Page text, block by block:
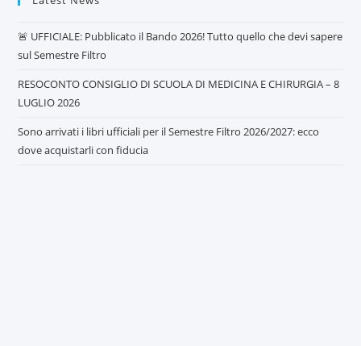
🚨 UFFICIALE: Pubblicato il Bando 2026! Tutto quello che devi sapere
sul Semestre Filtro
RESOCONTO CONSIGLIO DI SCUOLA DI MEDICINA E CHIRURGIA – 8
LUGLIO 2026
Sono arrivati i libri ufficiali per il Semestre Filtro 2026/2027: ecco
dove acquistarli con fiducia